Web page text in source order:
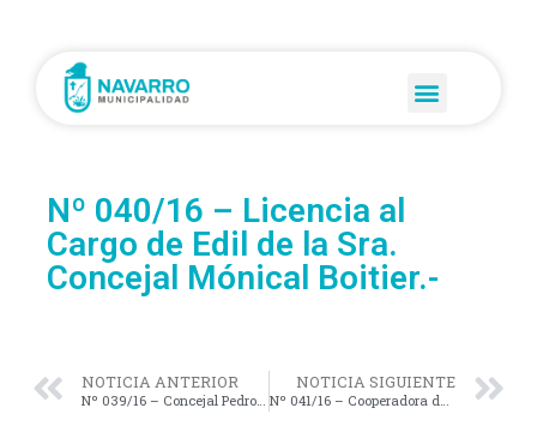
Nº 040/16 – Licencia al
Cargo de Edil de la Sra.
Concejal Mónical Boitier.-
NOTICIA ANTERIOR
Nº 039/16 – Concejal Pedro Castellari – Bloque Cambiemos Solicita se declare de “INTERÉS MUNICIPAL” la Semana de la NO Discriminación.-
NOTICIA SIGUIENTE
Nº 041/16 – Cooperadora del Hospital Municipal solicita se DECLARE de “INTERES MUNICIPAL” la charla sobre “Consumo Problemático de Sustancias” que brindará el prestigioso facultativo Dr. CARLOS DAMÍN.-